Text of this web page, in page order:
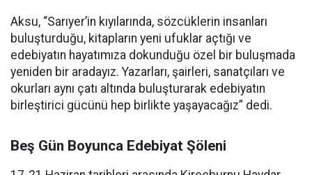
Aksu, “Sarıyer’in kıyılarında, sözcüklerin insanları
buluşturduğu, kitapların yeni ufuklar açtığı ve
edebiyatın hayatımıza dokunduğu özel bir buluşmada
yeniden bir aradayız. Yazarları, şairleri, sanatçıları ve
okurları aynı çatı altında buluşturarak edebiyatın
birleştirici gücünü hep birlikte yaşayacağız” dedi.
Beş Gün Boyunca Edebiyat Şöleni